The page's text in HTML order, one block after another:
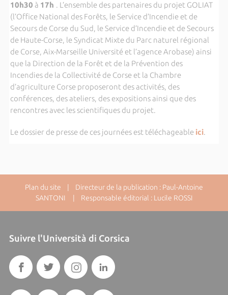
10h30 à 17h . L’ensemble des partenaires du projet GOLIAT
(l’Office National des Forêts, le Service d’Incendie et de
Secours de Corse du Sud, le Service d’Incendie et de Secours
de Haute-Corse, le Syndicat Mixte du Parc naturel régional
de Corse, Aix-Marseille Université et l’agence Arobase) ainsi
que la Direction de la Forêt et de la Prévention des
Incendies de la Collectivité de Corse et la Chambre
d’agriculture Corse proposeront des activités, des
conférences, des ateliers, des expositions ainsi que des
rencontres avec les scientifiques du projet.
Le dossier de presse de ces journées est téléchageable ici.
Plan du site | Directeur de la publication : Paul-Antoine
SANTONI | Responsable éditorial : Lucile ROSSI
Suivre l'Università di Corsica